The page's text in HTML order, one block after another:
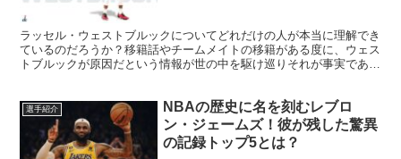
ラッセル・ウェストブルックについてどれだけの人が本当に理解でき
ているのだろうか？移籍話やチームメイトの移籍がある度に、ウェス
トブルックが原因だという情報が世の中を駆け巡りそれが事実である
選手紹介
NBAの歴史に名を刻むレブロ
ン・ジェームズ！彼が残した驚異
の記録トップ5とは？